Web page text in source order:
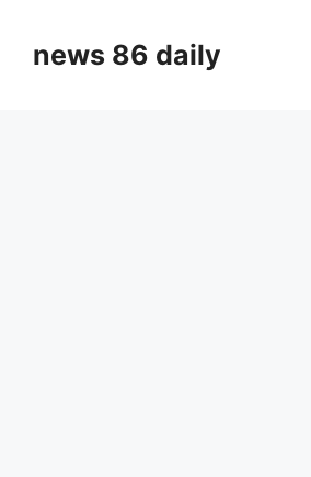
contentnews 86 daily